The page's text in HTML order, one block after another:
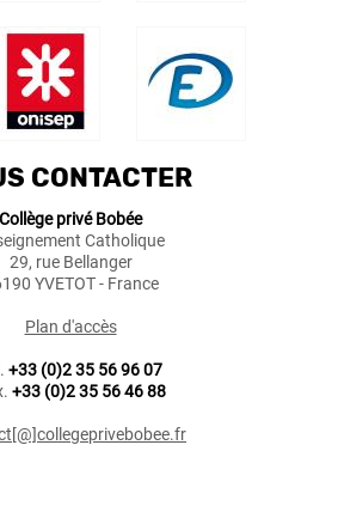
CONTACTER
Collège privé Bobée
Catholique
29, rue Bellanger
YVETOT - France
Plan d'accès
+33 (0)2 35 56 96 07
+33 (0)2 35 56 46 88